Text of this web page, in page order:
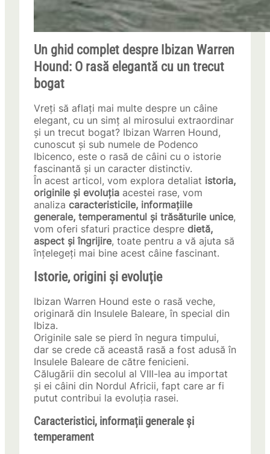
Un ghid complet despre Ibizan Warren
Hound: O rasă elegantă cu un trecut
bogat
Vreți să aflați mai multe despre un câine
elegant, cu un simț al mirosului extraordinar
și un trecut bogat? Ibizan Warren Hound,
cunoscut și sub numele de Podenco
Ibicenco, este o rasă de câini cu o istorie
fascinantă și un caracter distinctiv.
În acest articol, vom explora detaliat istoria,
originile și evoluția acestei rase, vom
analiza caracteristicile, informațiile
generale, temperamentul și trăsăturile unice,
vom oferi sfaturi practice despre dietă,
aspect și îngrijire, toate pentru a vă ajuta să
înțelegeți mai bine acest câine fascinant.
Istorie, origini și evoluție
Ibizan Warren Hound este o rasă veche,
originară din Insulele Baleare, în special din
Ibiza.
Originile sale se pierd în negura timpului,
dar se crede că această rasă a fost adusă în
Insulele Baleare de către fenicieni.
Călugării din secolul al VIII-lea au importat
și ei câini din Nordul Africii, fapt care ar fi
putut contribui la evoluția rasei.
Caracteristici, informații generale și
temperament